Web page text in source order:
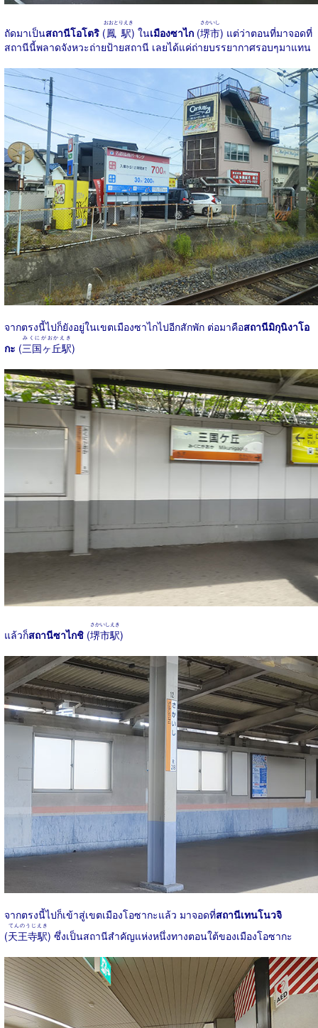
ถัดมาเป็นสถานีโอโตริ (鳳駅
おおとりえき
) ในเมืองซาไก (堺市
さかいし
) แต่ว่าตอนที่มาจอดที่
สถานีนี้พลาดจังหวะถ่ายป้ายสถานี เลยได้แค่ถ่ายบรรยากาศรอบๆมาแทน
จากตรงนี้ไปก็ยังอยู่ในเขตเมืองซาไกไปอีกสักพัก ต่อมาคือสถานีมิกุนิงาโอ
กะ (三国ヶ丘駅
みくにがおかえき
)
แล้วก็สถานีซาไกชิ (堺市駅
さかいしえき
)
จากตรงนี้ไปก็เข้าสู่เขตเมืองโอซากะแล้ว มาจอดที่สถานีเทนโนวจิ
(天王寺駅
てんのうじえき
) ซึ่งเป็นสถานีสำคัญแห่งหนึ่งทางตอนใต้ของเมืองโอซากะ